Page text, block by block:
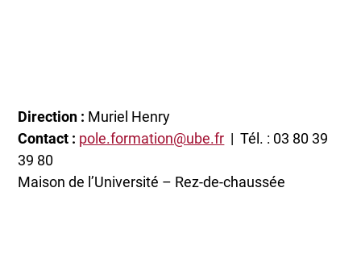
Direction : Muriel Henry
Contact : pole.formation@ube.fr | Tél. : 03 80 39
39 80
Maison de l’Université – Rez-de-chaussée